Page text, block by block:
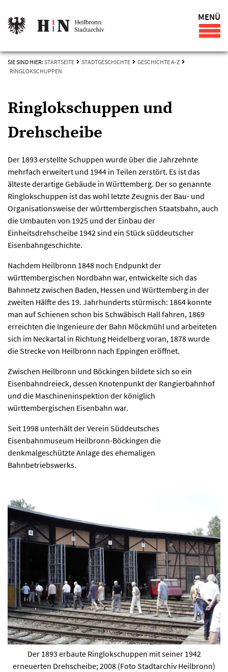
MENÜ
SIE SIND HIER: STARTSEITE STADTGESCHICHTE
GESCHICHTE A-Z
RINGLOKSCHUPPEN
Ringlokschuppen und
Drehscheibe
Der 1893 erstellte Schuppen wurde über die Jahrzehnte
mehrfach erweitert und 1944 in Teilen zerstört. Es ist das
älteste derartige Gebäude in Württemberg. Der so genannte
Ringlokschuppen ist das wohl letzte Zeugnis der Bau- und
Organisationsweise der württembergischen Staatsbahn, auch
die Umbauten von 1925 und der Einbau der
Einheitsdrehscheibe 1942 sind ein Stück süddeutscher
Eisenbahngeschichte.
Nachdem Heilbronn 1848 noch Endpunkt der
württembergischen Nordbahn war, entwickelte sich das
Bahnnetz zwischen Baden, Hessen und Württemberg in der
zweiten Hälfte des 19. Jahrhunderts stürmisch: 1864 konnte
man auf Schienen schon bis Schwäbisch Hall fahren, 1869
erreichten die Ingenieure der Bahn Möckmühl und arbeiteten
sich im Neckartal in Richtung Heidelberg voran, 1878 wurde
die Strecke von Heilbronn nach Eppingen eröffnet.
Zwischen Heilbronn und Böckingen bildete sich so ein
Eisenbahndreieck, dessen Knotenpunkt der Rangierbahnhof
und die Maschineninspektion der königlich
württembergischen Eisenbahn war.
Seit 1998 unterhält der Verein Süddeutsches
Eisenbahnmuseum Heilbronn-Böckingen die
denkmalgeschützte Anlage des ehemaligen
Bahnbetriebswerks.
Der 1893 erbaute Ringlokschuppen mit seiner 1942
erneuerten Drehscheibe; 2008 (Foto Stadtarchiv Heilbronn)